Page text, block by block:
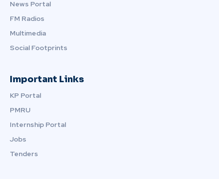
News Portal
FM Radios
Multimedia
Social Footprints
Important Links
KP Portal
PMRU
Internship Portal
Jobs
Tenders